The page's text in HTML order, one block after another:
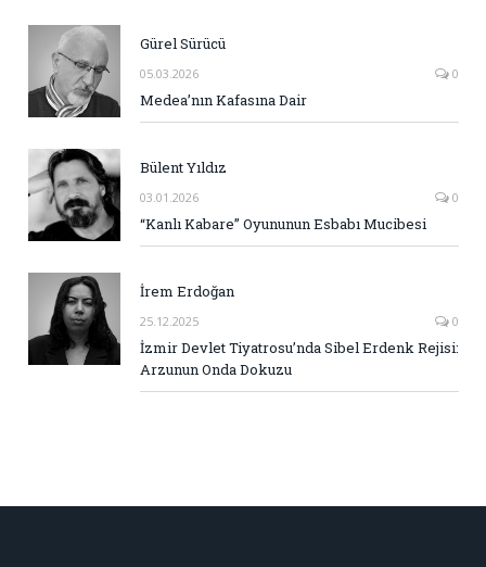
Gürel Sürücü
05.03.2026 0
Medea’nın Kafasına Dair
Bülent Yıldız
03.01.2026 0
“Kanlı Kabare” Oyununun Esbabı Mucibesi
İrem Erdoğan
25.12.2025 0
İzmir Devlet Tiyatrosu’nda Sibel Erdenk Rejisi:
Arzunun Onda Dokuzu